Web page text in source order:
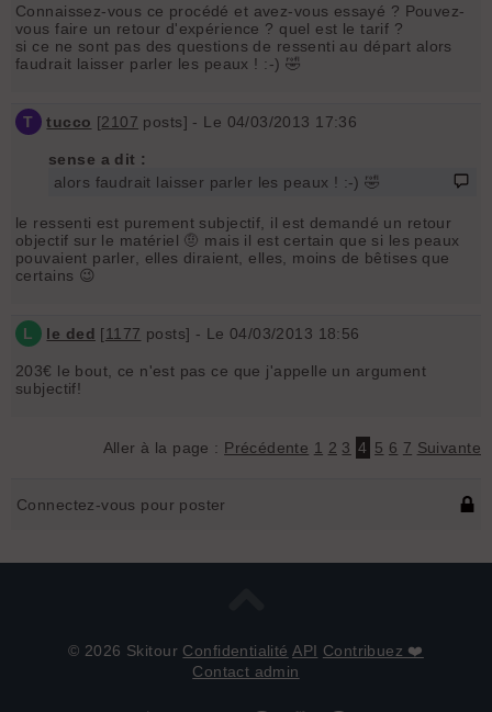
Connaissez-vous ce procédé et avez-vous essayé ? Pouvez-
vous faire un retour d'expérience ? quel est le tarif ?
si ce ne sont pas des questions de ressenti au départ alors
faudrait laisser parler les peaux ! :-) 🤣
T tucco [2107 posts] - Le 04/03/2013 17:36
sense a dit :
alors faudrait laisser parler les peaux ! :-) 🤣
le ressenti est purement subjectif, il est demandé un retour
objectif sur le matériel 🤨 mais il est certain que si les peaux
pouvaient parler, elles diraient, elles, moins de bêtises que
certains 😉
L le ded [1177 posts] - Le 04/03/2013 18:56
203€ le bout, ce n'est pas ce que j'appelle un argument
subjectif!
Aller à la page : Précédente 1 2 3 4 5 6 7 Suivante
Connectez-vous pour poster
© 2026 Skitour Confidentialité API Contribuez ❤️
Contact admin